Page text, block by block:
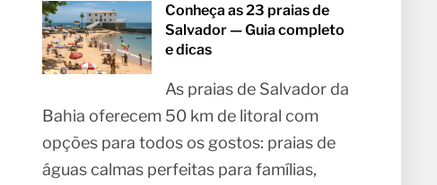
Conheça as 23 praias de
Salvador — Guia completo
e dicas
As praias de Salvador da
Bahia oferecem 50 km de litoral com
opções para todos os gostos: praias de
águas calmas perfeitas para famílias,